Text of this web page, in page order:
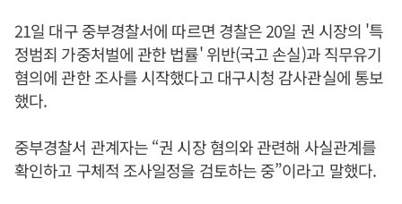
21일 대구 중부경찰서에 따르면 경찰은 20일 권 시장의 '특
정범죄 가중처벌에 관한 법률' 위반(국고 손실)과 직무유기
혐의에 관한 조사를 시작했다고 대구시청 감사관실에 통보
했다.
중부경찰서 관계자는 “권 시장 혐의와 관련해 사실관계를
확인하고 구체적 조사일정을 검토하는 중”이라고 말했다.